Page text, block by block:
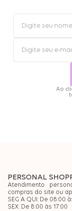
Ao
PERSONAL
Atendimento
compras do site ou
SEG A QUI: De 08:00
SEX: De 8:00 às 17:00